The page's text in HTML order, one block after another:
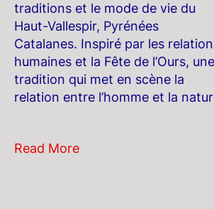
traditions et le mode de vie du
Haut-Vallespir, Pyrénées
Catalanes. Inspiré par les
humaines et la Fête de l’Ours, une
tradition qui met en scène la
relation entre l’homme et la
Read More